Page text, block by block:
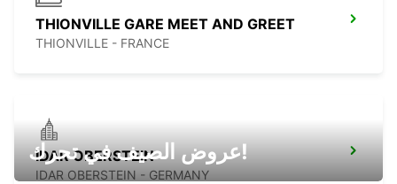
THIONVILLE GARE MEET AND GREET
THIONVILLE - FRANCE
IDAR OBERSTEIN
IDAR OBERSTEIN - GERMANY
عروض الصيف في تحرك!